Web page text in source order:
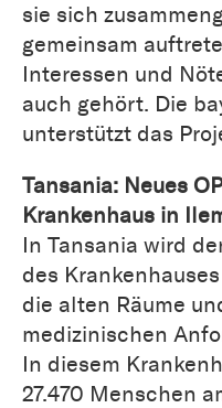
sie sich
gemeinsam
Interessen und
auch gehört. Die
unterstützt das
Tansania: Neues
Krankenhaus in
In Tansania wird
des
die alten Räume
medizinischen
In diesem
27.470 Menschen